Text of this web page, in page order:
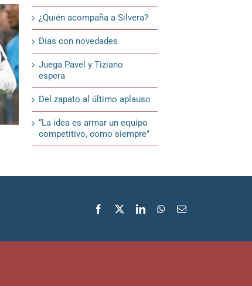
¿Habrá más cambios?
¿Quién acompaña a Silvera?
Días con novedades
Juega Pavel y Tiziano
espera
Del zapato al último aplauso
“La idea es armar un equipo
competitivo, como siempre”